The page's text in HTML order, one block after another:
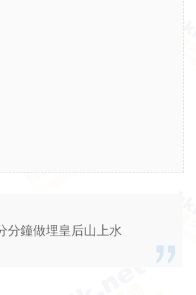
分鐘做埋皇后山上水